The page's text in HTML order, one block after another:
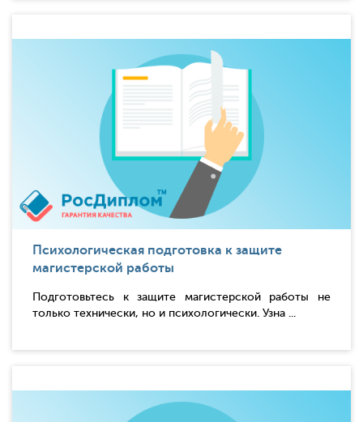
Психологическая подготовка к защите
магистерской работы
Подготовьтесь к защите магистерской работы не
только технически, но и психологически. Узна ...